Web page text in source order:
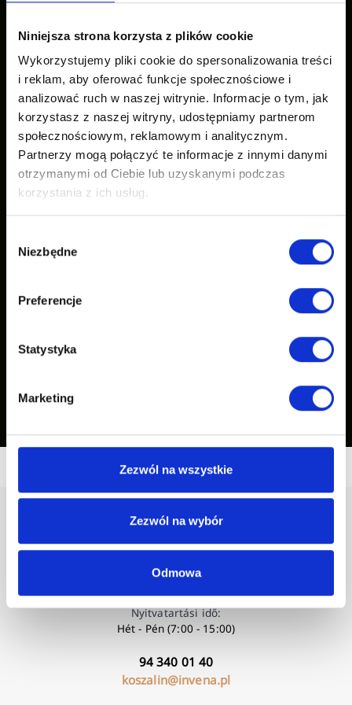
Niniejsza strona korzysta z plików cookie
Wykorzystujemy pliki cookie do spersonalizowania treści
i reklam, aby oferować funkcje społecznościowe i
analizować ruch w naszej witrynie. Informacje o tym, jak
korzystasz z naszej witryny, udostępniamy partnerom
społecznościowym, reklamowym i analitycznym.
Partnerzy mogą połączyć te informacje z innymi danymi
otrzymanymi od Ciebie lub uzyskanymi podczas
korzystania z ich usług.
zgody
Niezbędne
Preferencje
Statystyka
Marketing
Zezwól na wszystkie
Zezwól na wybór
Odmowa
Nyitvatartási idő:
Hét - Pén (7:00 - 15:00)
94 340 01 40
koszalin@invena.pl